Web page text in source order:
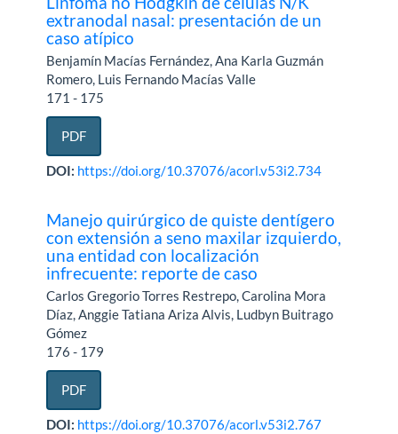
extranodal nasal: presentación de un
caso atípico
Benjamín Macías Fernández, Ana Karla Guzmán
Romero, Luis Fernando Macías Valle
171 - 175
PDF
DOI: https://doi.org/10.37076/acorl.v53i2.734
Manejo quirúrgico de quiste dentígero
con extensión a seno maxilar izquierdo,
una entidad con localización
infrecuente: reporte de caso
Carlos Gregorio Torres Restrepo, Carolina Mora
Díaz, Anggie Tatiana Ariza Alvis, Ludbyn Buitrago
Gómez
176 - 179
PDF
DOI: https://doi.org/10.37076/acorl.v53i2.767